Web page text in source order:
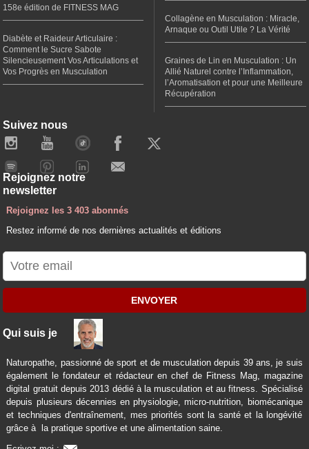
158e édition de FITNESS MAG
Diabète et Raideur Articulaire :
Comment le Sucre Sabote
Silencieusement Vos Articulations et
Vos Progrès en Musculation
Collagène en Musculation : Miracle,
Arnaque ou Outil Utile ? La Vérité
Graines de Lin en Musculation : Un
Allié Naturel contre l’Inflammation,
l’Aromatisation et pour une Meilleure
Récupération
Suivez nous
Rejoignez notre
newsletter
Rejoignez les 3 403 abonnés
Restez informé de nos dernières actualités et éditions
ENVOYER
Qui suis je
Naturopathe, passionné de sport et de musculation depuis 39 ans, je suis
également le fondateur et rédacteur en chef de Fitness Mag, magazine
digital gratuit depuis 2013 dédié à la musculation et au fitness. Spécialisé
depuis plusieurs décennies en physiologie, micro-nutrition, biomécanique
et techniques d'entraînement, mes priorités sont la santé et la longévité
grâce à la pratique sportive et une alimentation saine.